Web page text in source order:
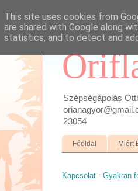
Szépségápolás
23054
Főoldal Miért
Kapcsolat - Gyakran
This site uses cookies from
are shared with Google along
statistics, and to detect and